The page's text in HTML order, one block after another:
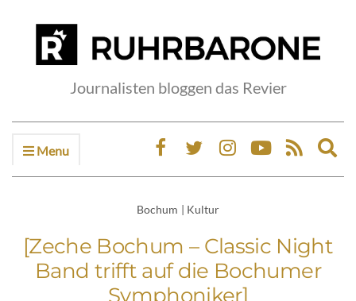
Journalisten bloggen das Revier
Menu
Bochum | Kultur
[Zeche Bochum – Classic Night
Band trifft auf die Bochumer
Symphoniker]